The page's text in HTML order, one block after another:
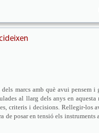
marcs amb què avui pensem
al llarg dels anys en
criteris i decisions. Rellegir-los
posar en tensió els instruments